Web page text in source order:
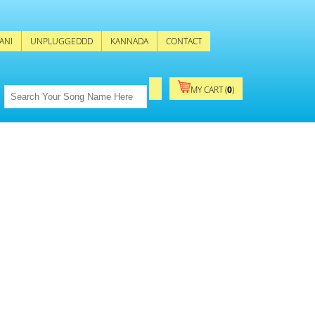
UNPLUGGEDDD KANNADA
CONTACT
MY CART (0)